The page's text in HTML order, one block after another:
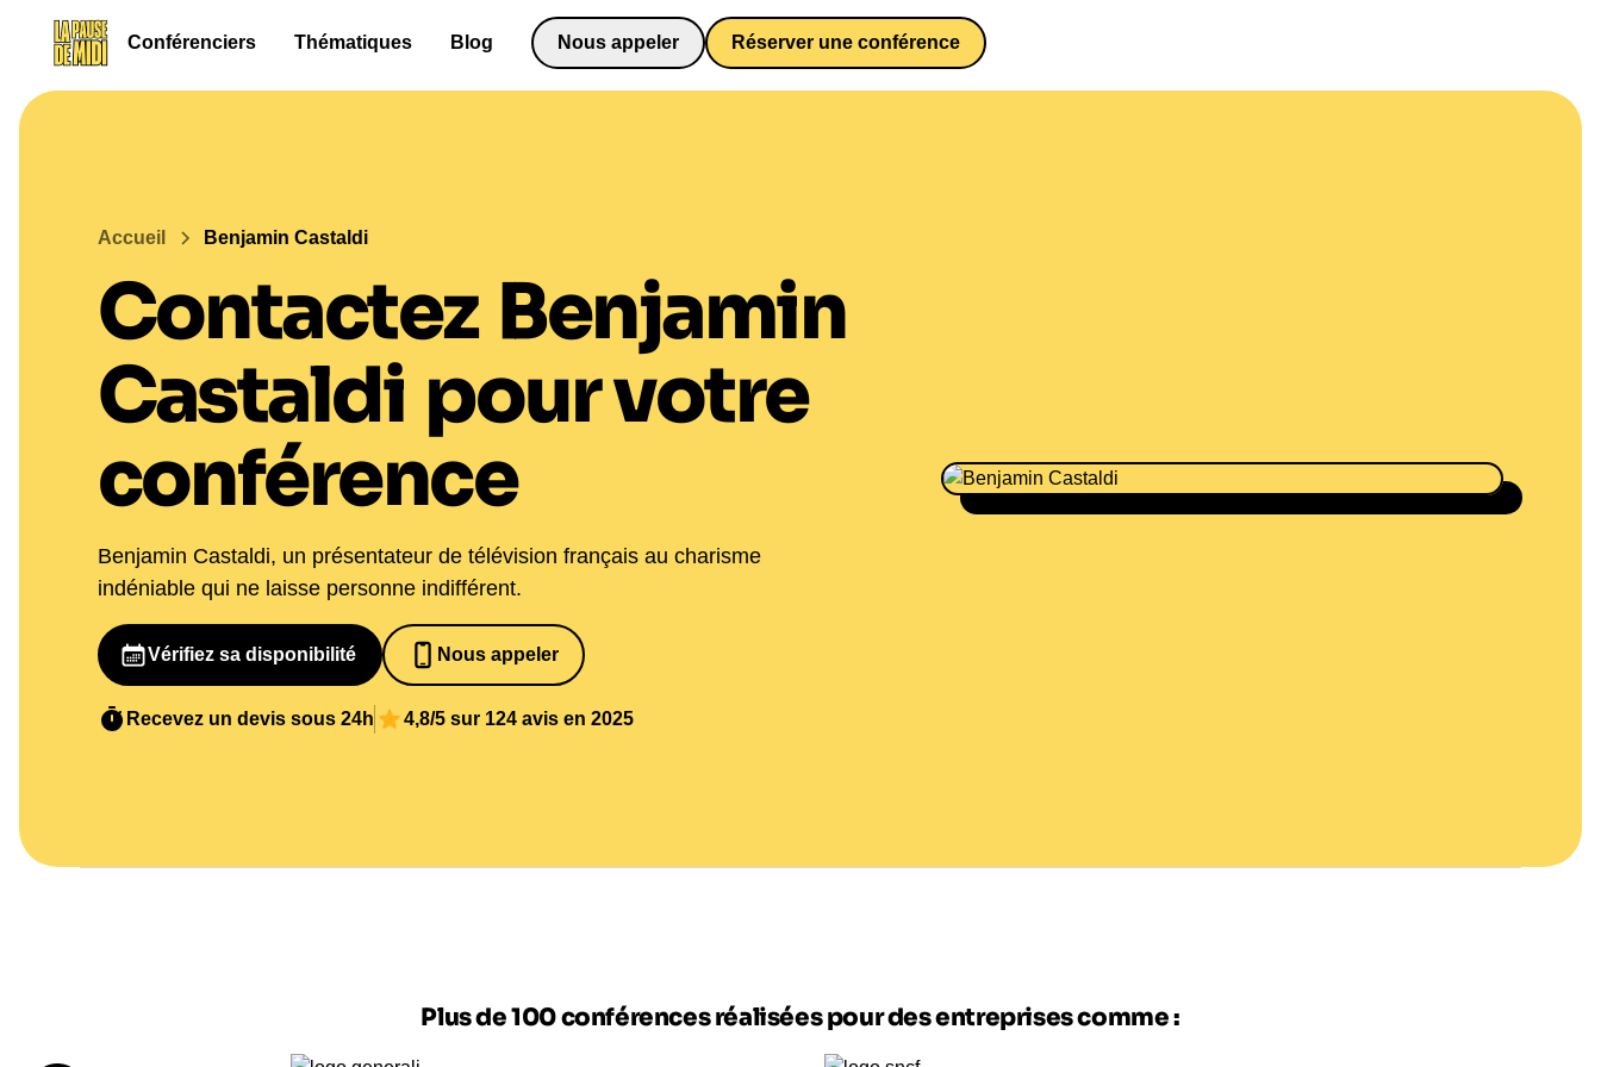
Conférenciers Thématiques Blog
Nous appeler
0652698481
Réserver une conférence
Accueil Benjamin Castaldi
Contactez Benjamin
Castaldi pour votre
conférence
Benjamin Castaldi, un présentateur de télévision français au charisme
indéniable qui ne laisse personne indifférent.
Vérifiez sa disponibilité
Nous appeler
0652698481
Recevez un devis sous 24h
4,8/5 sur 124 avis en 2025
Plus de 100 conférences réalisées pour des entreprises comme :